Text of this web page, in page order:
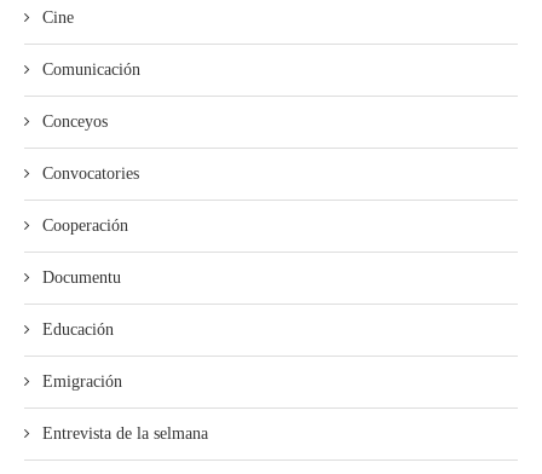
Cine
Comunicación
Conceyos
Convocatories
Cooperación
Documentu
Educación
Emigración
Entrevista de la selmana